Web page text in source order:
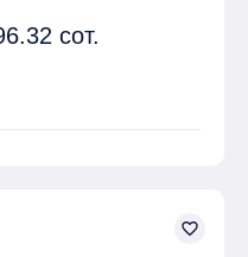
сот.
favorite_border